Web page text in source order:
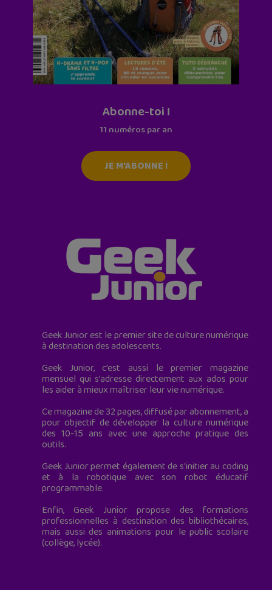
Abonne-toi !
11 numéros par an
JE M'ABONNE !
Geek Junior est le premier site de culture numérique
à destination des adolescents.
Geek Junior, c’est aussi le premier magazine
mensuel qui s’adresse directement aux ados pour
les aider à mieux maîtriser leur vie numérique.
Ce magazine de 32 pages, diffusé par abonnement, a
pour objectif de développer la culture numérique
des 10-15 ans avec une approche pratique des
outils.
Geek Junior permet également de s'initier au coding
et à la robotique avec son robot éducatif
programmable.
Enfin, Geek Junior propose des formations
professionnelles à destination des bibliothécaires,
mais aussi des animations pour le public scolaire
(collège, lycée).